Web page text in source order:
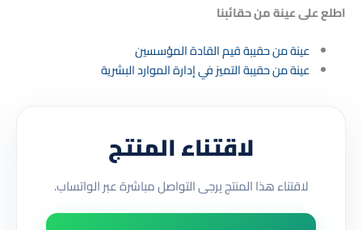
اطلع على عينة من حقائبنا
عينة من حقيبة قيم القادة المؤسسين
عينة من حقيبة التميز في إدارة الموارد البشرية
لاقتناء المنتج
لاقتناء هذا المنتج يرجى التواصل مباشرة عبر الواتساب.